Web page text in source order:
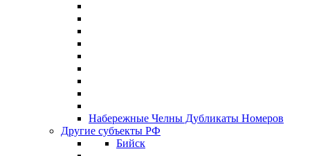
Набережные Челны Дубликаты Номеров
Другие субъекты РФ
Бийск